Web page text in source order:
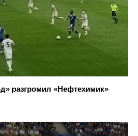
разгромил «Нефтехимик»